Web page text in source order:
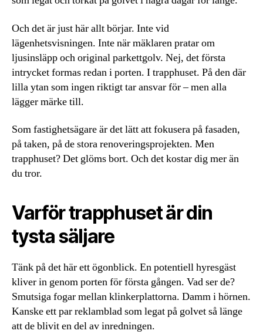
Och det är just här allt börjar. Inte vid
lägenhetsvisningen. Inte när mäklaren pratar om
ljusinsläpp och original parkettgolv. Nej, det första
intrycket formas redan i porten. I trapphuset. På den där
lilla ytan som ingen riktigt tar ansvar för – men alla
lägger märke till.
Som fastighetsägare är det lätt att fokusera på fasaden,
på taken, på de stora renoveringsprojekten. Men
trapphuset? Det glöms bort. Och det kostar dig mer än
du tror.
Varför trapphuset är din
tysta säljare
Tänk på det här ett ögonblick. En potentiell hyresgäst
kliver in genom porten för första gången. Vad ser de?
Smutsiga fogar mellan klinkerplattorna. Damm i hörnen.
Kanske ett par reklamblad som legat på golvet så länge
att de blivit en del av inredningen.